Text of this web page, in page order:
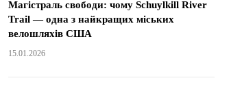
Магістраль свободи: чому Schuylkill River
Trail — одна з найкращих міських
велошляхів США
15.01.2026